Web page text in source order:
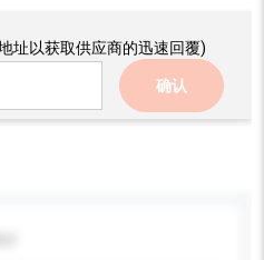
址以获取供应商的迅速回覆)
确认